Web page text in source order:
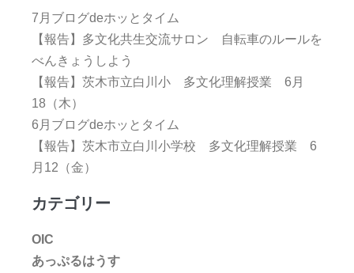
7月ブログdeホッとタイム
【報告】多文化共生交流サロン 自転車のルールを
べんきょうしよう
【報告】茨木市立白川小 多文化理解授業 6月
18（木）
6月ブログdeホッとタイム
【報告】茨木市立白川小学校 多文化理解授業 6
月12（金）
カテゴリー
OIC
あっぷるはうす